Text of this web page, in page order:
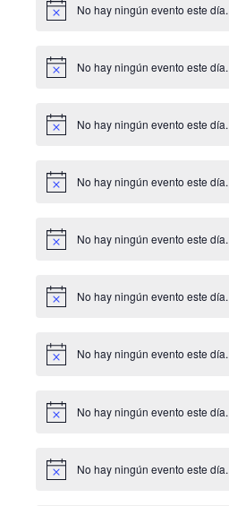
Aviso No hay ningún evento este día.
Aviso No hay ningún evento este día.
Aviso No hay ningún evento este día.
Aviso No hay ningún evento este día.
Aviso No hay ningún evento este día.
Aviso No hay ningún evento este día.
Aviso No hay ningún evento este día.
Aviso No hay ningún evento este día.
Aviso No hay ningún evento este día.